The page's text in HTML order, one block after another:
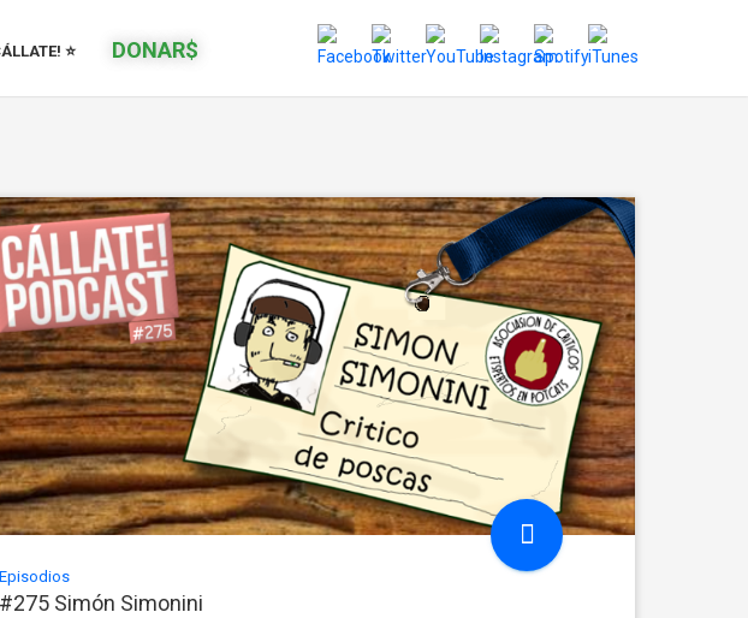
⭐ DONAR$
Episodios
#275 Simón Simonini